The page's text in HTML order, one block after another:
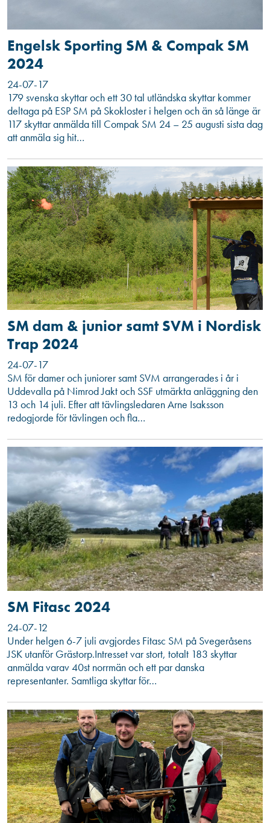
Engelsk Sporting SM & Compak SM
2024
24-07-17
179 svenska skyttar och ett 30 tal utländska skyttar kommer
deltaga på ESP SM på Skokloster i helgen och än så länge är
117 skyttar anmälda till Compak SM 24 – 25 augusti sista dag
att anmäla sig hit…
SM dam & junior samt SVM i Nordisk
Trap 2024
24-07-17
SM för damer och juniorer samt SVM arrangerades i år i
Uddevalla på Nimrod Jakt och SSF utmärkta anläggning den
13 och 14 juli. Efter att tävlingsledaren Arne Isaksson
redogjorde för tävlingen och fla…
SM Fitasc 2024
24-07-12
Under helgen 6-7 juli avgjordes Fitasc SM på Svegeråsens
JSK utanför Grästorp.Intresset var stort, totalt 183 skyttar
anmälda varav 40st norrmän och ett par danska
representanter. Samtliga skyttar för…